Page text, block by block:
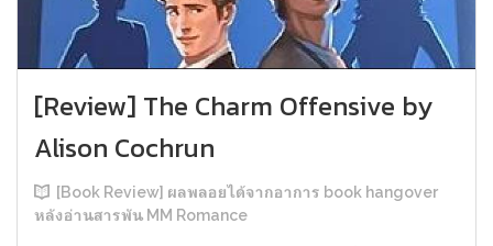
[Review] The Charm Offensive by
Alison Cochrun
[Book Review] ผลพลอยได้จากอาการ book hangover
หลังอ่านสารพัน MM Romance